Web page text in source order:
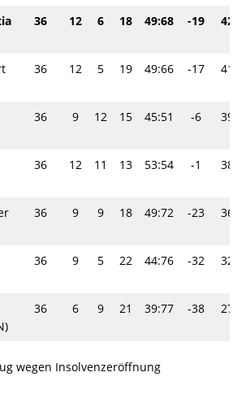
36 12 6 18 49:68 -19 42
36 12 5 19 49:66 -17 41
36 9 12 15 45:51 -6 39
36 12 11 13 53:54 -1 38
36 9 9 18 49:72 -23 36
36 9 5 22 44:76 -32 32
36 6 9 21 39:77 -38 27
wegen Insolvenzeröffnung